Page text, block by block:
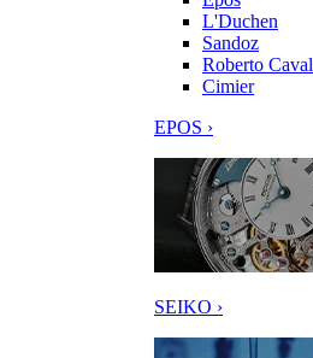
L'Duchen
Sandoz
Roberto
Cimier
EPOS ›
SEIKO ›